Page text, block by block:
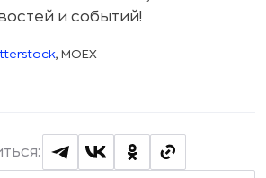
и событий!
, MOEX